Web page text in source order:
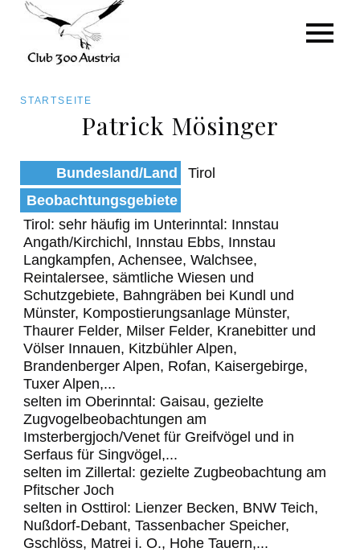
zum
Inhalt
Pfadnavigation
STARTSEITE
Patrick Mösinger
Bundesland/Land
Tirol
Beobachtungsgebiete
Tirol: sehr häufig im Unterinntal: Innstau
Angath/Kirchichl, Innstau Ebbs, Innstau
Langkampfen, Achensee, Walchsee,
Reintalersee, sämtliche Wiesen und
Schutzgebiete, Bahngräben bei Kundl und
Münster, Kompostierungsanlage Münster,
Thaurer Felder, Milser Felder, Kranebitter und
Völser Innauen, Kitzbühler Alpen,
Brandenberger Alpen, Rofan, Kaisergebirge,
Tuxer Alpen,...
selten im Oberinntal: Gaisau, gezielte
Zugvogelbeobachtungen am
Imsterbergjoch/Venet für Greifvögel und in
Serfaus für Singvögel,...
selten im Zillertal: gezielte Zugbeobachtung am
Pfitscher Joch
selten in Osttirol: Lienzer Becken, BNW Teich,
Nußdorf-Debant, Tassenbacher Speicher,
Gschlöss, Matrei i. O., Hohe Tauern,...
Art/Species
Status
Kategorie für die Österreich-Liste
Beobachtungen